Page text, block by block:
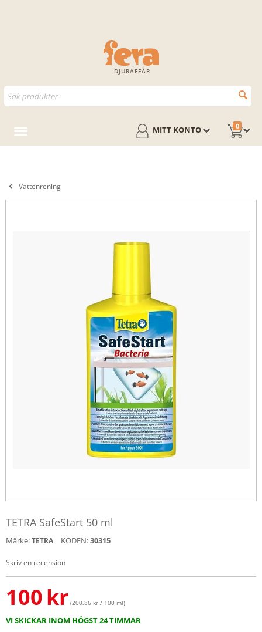
DJURAFFÄR
0
MITT KONTO
Vattenrening
TETRA SafeStart 50 ml
Märke:TETRA KODEN:30315
Skriv en recension
100kr (200.86 kr / 100 ml)
VI SKICKAR INOM HÖGST 24 TIMMAR